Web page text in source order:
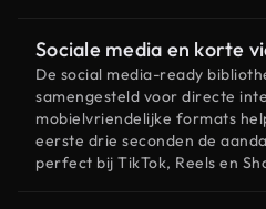
Sociale media en korte
De social media-ready
samengesteld voor directe
mobielvriendelijke formats
eerste drie seconden de
perfect bij TikTok, Reels en